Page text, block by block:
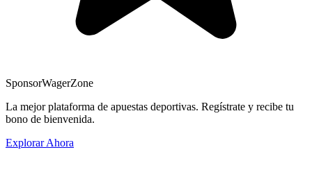
SponsorWagerZone
La mejor plataforma de apuestas deportivas. Regístrate y recibe tu
bono de bienvenida.
Explorar Ahora